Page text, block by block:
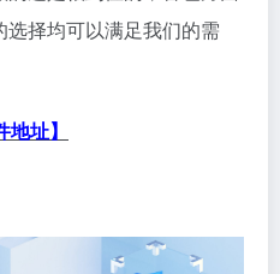
择均可以满足我们的需
地址】